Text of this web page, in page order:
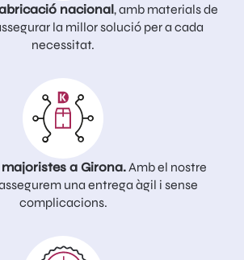
nacional, amb materials de
la millor solució per a cada
necessitat.
a Girona.Amb el nostre
una entrega àgil i sense
complicacions.